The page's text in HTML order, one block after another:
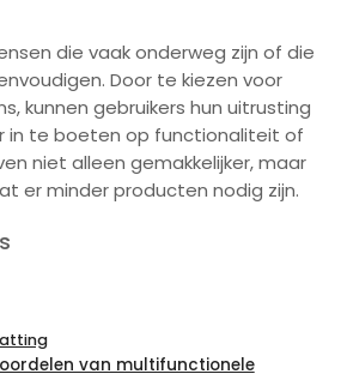
die vaak onderweg zijn of die
Door te kiezen voor
kunnen gebruikers hun uitrusting
in te boeten op functionaliteit of
niet alleen gemakkelijker, maar
er minder producten nodig zijn.
van multifunctionele